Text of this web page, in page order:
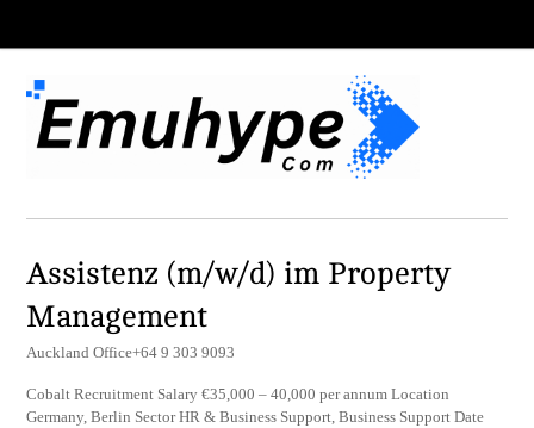
Assistenz (m/w/d) im Property
Management
Auckland Office+64 9 303 9093
Cobalt Recruitment Salary €35,000 – 40,000 per annum Location
Germany, Berlin Sector HR & Business Support, Business Support Date